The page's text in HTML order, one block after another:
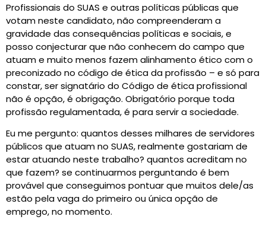
Profissionais do SUAS e outras políticas públicas que
votam neste candidato, não compreenderam a
gravidade das consequências políticas e sociais, e
posso conjecturar que não conhecem do campo que
atuam e muito menos fazem alinhamento ético com o
preconizado no código de ética da profissão – e só para
constar, ser signatário do Código de ética profissional
não é opção, é obrigação. Obrigatório porque toda
profissão regulamentada, é para servir a sociedade.
Eu me pergunto: quantos desses milhares de servidores
públicos que atuam no SUAS, realmente gostariam de
estar atuando neste trabalho? quantos acreditam no
que fazem? se continuarmos perguntando é bem
provável que conseguimos pontuar que muitos dele/as
estão pela vaga do primeiro ou única opção de
emprego, no momento.